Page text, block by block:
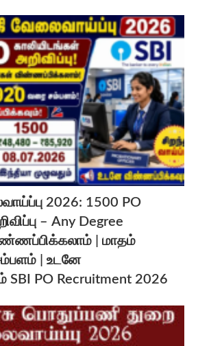
2026: 1500 PO
– Any Degree
| மாதம்
| உடனே
PO Recruitment 2026